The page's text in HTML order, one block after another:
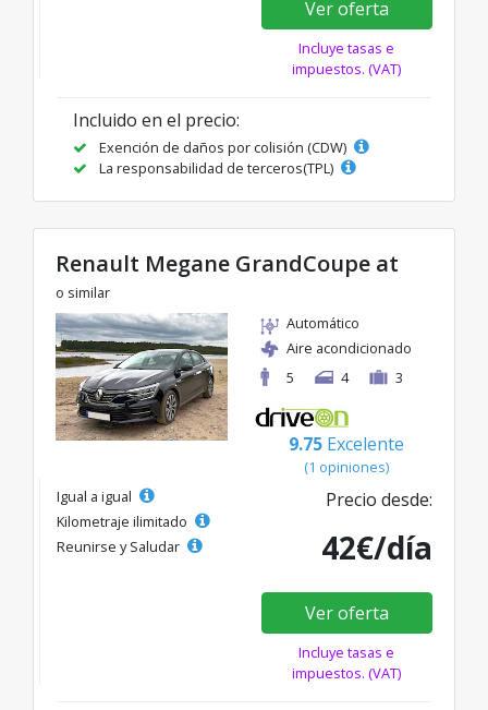
Ver oferta
Incluye tasas e
impuestos. (VAT)
Incluido en el precio:
Exención de daños por colisión (CDW)
La responsabilidad de terceros(TPL)
Renault Megane GrandCoupe at
o similar
Automático
Aire acondicionado
5
4 3
9.75 Excelente
(1 opiniones)
Igual a igual
Kilometraje ilimitado
Reunirse y Saludar
Precio desde:
42€/día
Ver oferta
Incluye tasas e
impuestos. (VAT)